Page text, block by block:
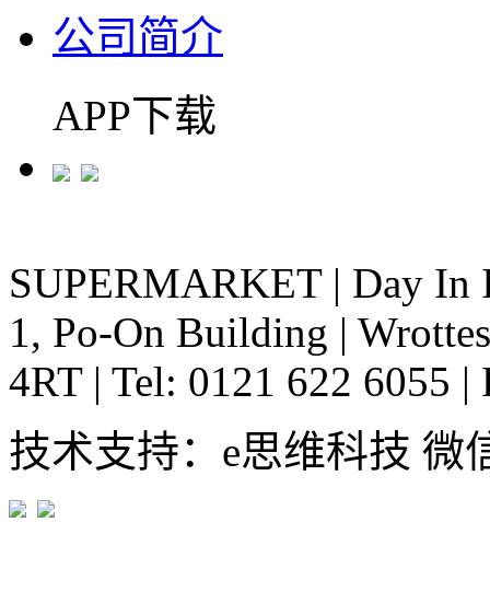
公司简介
APP下载
SUPERMARKET | Day In
1, Po-On Building |
4RT | Tel: 0121 622 6055 |
技术支持：e思维科技 微